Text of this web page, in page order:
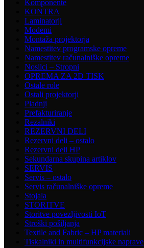
Komponente
KONTRA
Laminatorji
Modemi
Montaža projektorja
Namestitev programske opreme
Namestitev računalniške opreme
Nosilci – Stropni
OPREMA ZA 2D TISK
Ostale role
Ostali projektorji
Pladnji
Prefakturiranje
Rezalniki
REZERVNI DELI
Rezervni deli – ostalo
Rezervni deli HP
Sekundarna skupina artiklov
SERVIS
Servis – ostalo
Servis računalniške opreme
Stojala
STORITVE
Storitve povezljivosti IoT
Stroški pošiljanja
Textile and Fabric – HP materiali
Tiskalniki in multifunkcijske naprave